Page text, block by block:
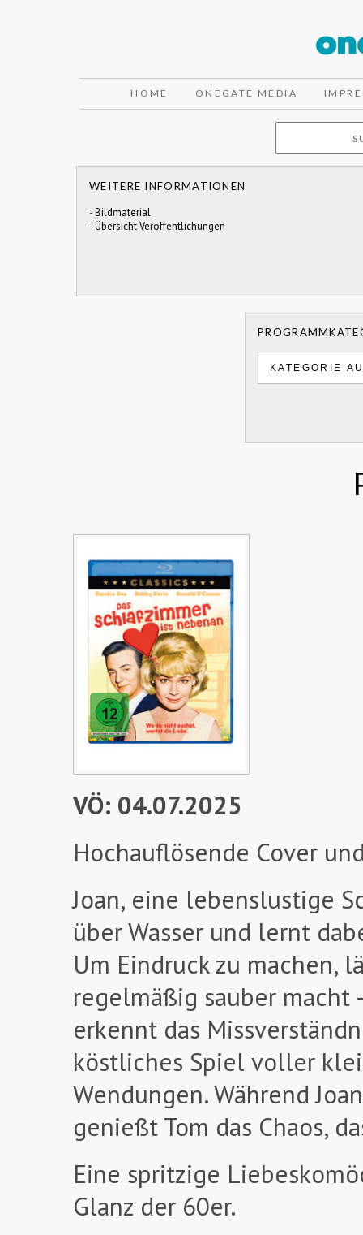
HOME ONEGATE MEDIA
WEITERE INFORMATIONEN
-Bildmaterial
-Übersicht Veröffentlichungen
VÖ: 04.07.2025
Hochauflösende Cover
Joan, eine lebenslustige
über Wasser und lernt
Um Eindruck zu machen,
regelmäßig sauber macht
erkennt das
köstliches Spiel voller
Wendungen. Während
genießt Tom das Chaos,
Eine spritzige
Glanz der 60er.